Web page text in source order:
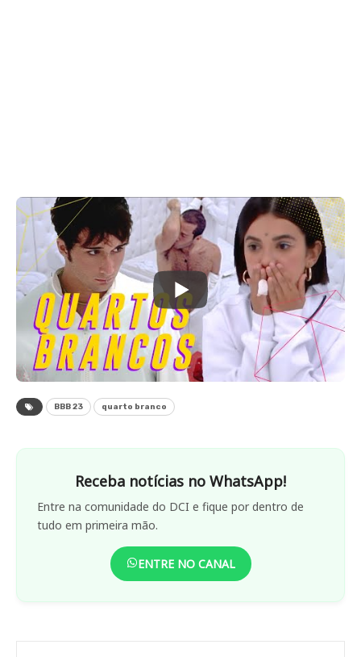
BBB 23 quarto branco
Receba notícias no WhatsApp!
Entre na comunidade do DCI e fique por dentro de
tudo em primeira mão.
ENTRE NO CANAL